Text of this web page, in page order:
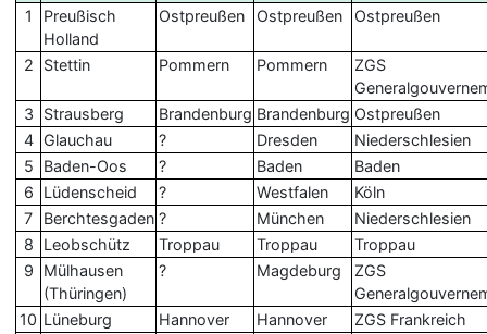
1
Preußisch
Holland
Ostpreußen Ostpreußen Ostpreußen
2 Stettin Pommern Pommern
ZGS
3
Strausberg Brandenburg Brandenburg Ostpreußen
4 Glauchau ? Dresden
Niederschlesien
5
Baden-Oos ? Baden
Baden
6
Lüdenscheid ? Westfalen
Köln
7
Berchtesgaden ? München
Niederschlesien
8
Leobschütz Troppau Troppau
Troppau
9
Mülhausen
(Thüringen)
? Magdeburg
ZGS
10 Lüneburg Hannover Hannover
ZGS Frankreich